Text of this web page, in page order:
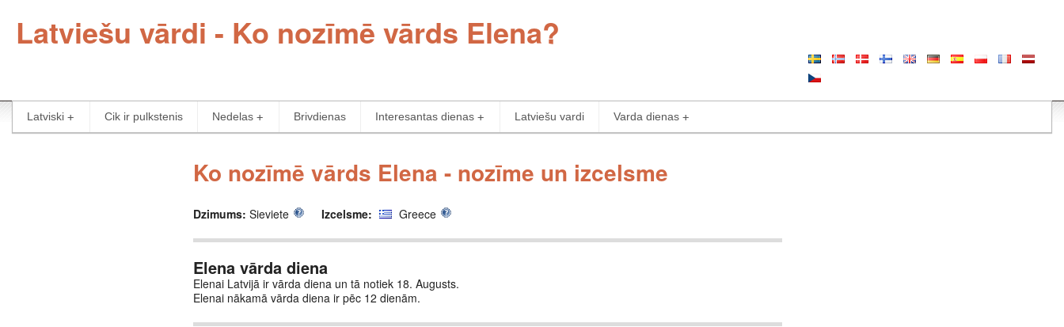
Latviešu vārdi - Ko nozīmē vārds Elena?
Latviski Cik ir pulkstenis Nedelas Brivdienas Interesantas dienas Latviešu vardi Varda dienas
Ko nozīmē vārds Elena - nozīme un izcelsme
Dzimums: Sieviete Izcelsme: Greece
Elena vārda diena
Elenai Latvijā ir vārda diena un tā notiek 18. Augusts.
Elenai nākamā vārda diena ir pēc 12 dienām.